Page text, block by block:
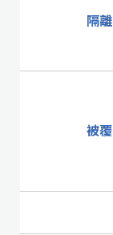
隔離
被覆